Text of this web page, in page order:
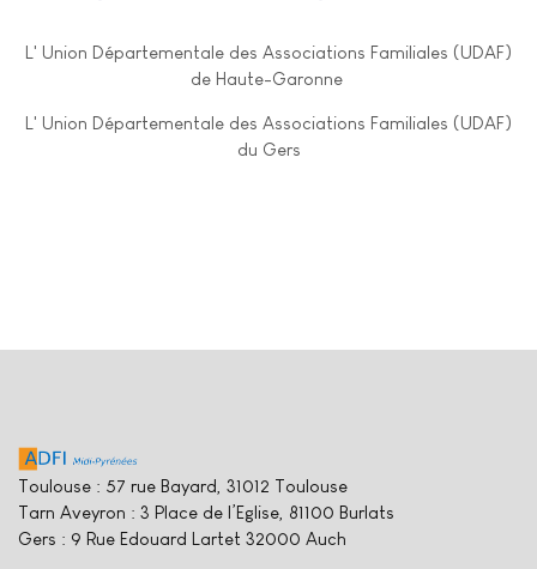
L' Union Départementale des Associations Familiales (UDAF)
de Haute-Garonne
L' Union Départementale des Associations Familiales (UDAF)
du Gers
Toulouse : 57 rue Bayard, 31012 Toulouse
Tarn Aveyron : 3 Place de l’Eglise, 81100 Burlats
Gers : 9 Rue Edouard Lartet 32000 Auch